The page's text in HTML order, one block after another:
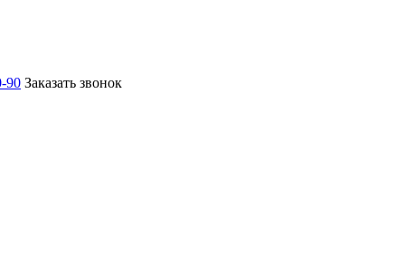
90 Заказать звонок